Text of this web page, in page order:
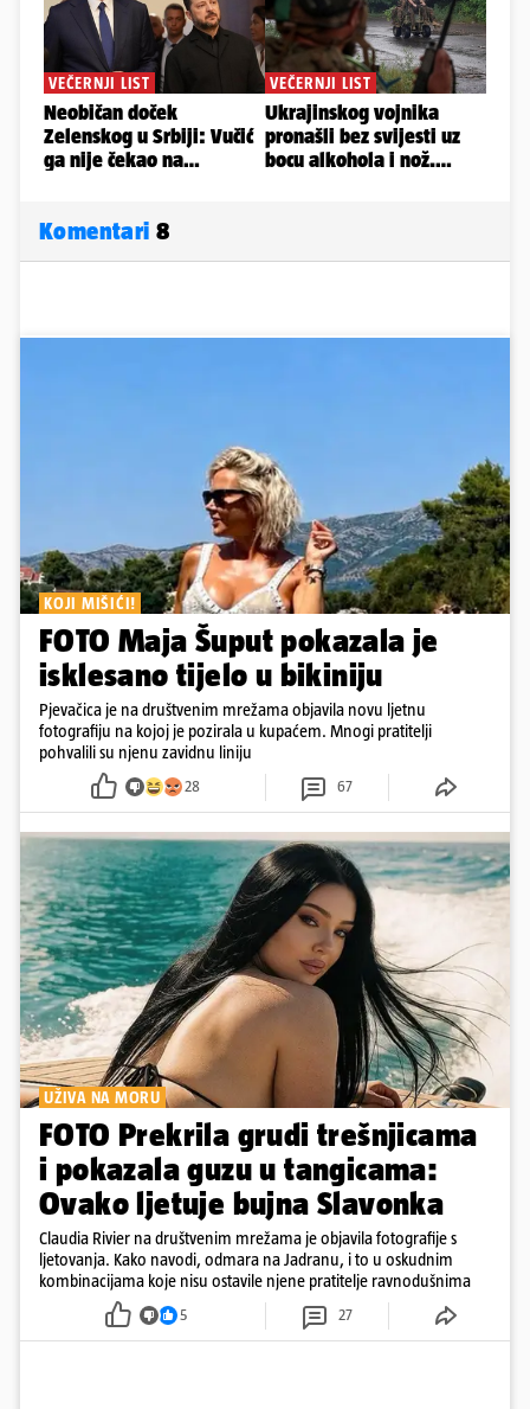
Komentari 8
KOJI MIŠIĆI!
FOTO Maja Šuput pokazala je
isklesano tijelo u bikiniju
Pjevačica je na društvenim mrežama objavila novu ljetnu
fotografiju na kojoj je pozirala u kupaćem. Mnogi pratitelji
pohvalili su njenu zavidnu liniju
28 67
UŽIVA NA MORU
FOTO Prekrila grudi trešnjicama
i pokazala guzu u tangicama:
Ovako ljetuje bujna Slavonka
Claudia Rivier na društvenim mrežama je objavila fotografije s
ljetovanja. Kako navodi, odmara na Jadranu, i to u oskudnim
kombinacijama koje nisu ostavile njene pratitelje ravnodušnima
5 27